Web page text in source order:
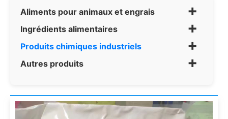
Aliments pour animaux et engrais +
Ingrédients alimentaires +
Produits chimiques industriels +
Autres produits +